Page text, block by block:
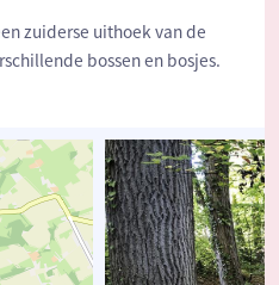
zuiderse uithoek van de
bossen en bosjes.